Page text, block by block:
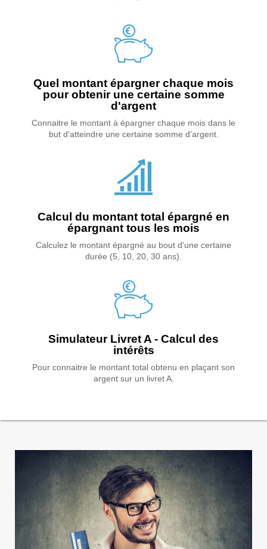
Quel montant épargner chaque mois
pour obtenir une certaine somme
d'argent
Connaitre le montant à épargner chaque mois dans le
but d'atteindre une certaine somme d'argent.
Calcul du montant total épargné en
épargnant tous les mois
Calculez le montant épargné au bout d'une certaine
durée (5, 10, 20, 30 ans).
Simulateur Livret A - Calcul des
intérêts
Pour connaitre le montant total obtenu en plaçant son
argent sur un livret A.